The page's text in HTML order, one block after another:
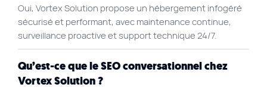
40 rue Jean-Talon E., Montreal
514 278-7575
Oui, Vortex Solution propose un hébergement infogéré
sécurisé et performant, avec maintenance continue,
surveillance proactive et support technique 24/7.
Qu’est-ce que le SEO conversationnel chez
Vortex Solution ?